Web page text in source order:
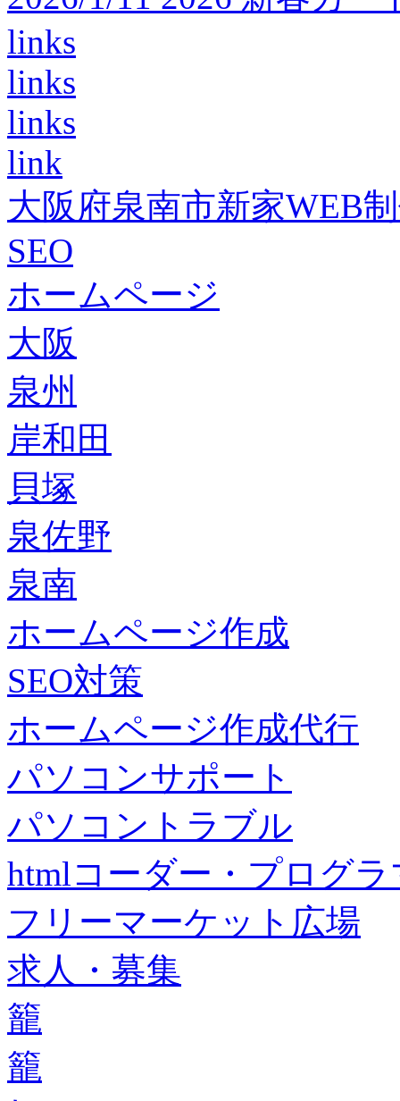
links
links
links
link
大阪府泉南市新家WEB
SEO
ホームページ
大阪
泉州
岸和田
貝塚
泉佐野
泉南
ホームページ作成
SEO対策
ホームページ作成代行
パソコンサポート
パソコントラブル
htmlコーダー・プログラ
フリーマーケット広場
求人・募集
籠
籠